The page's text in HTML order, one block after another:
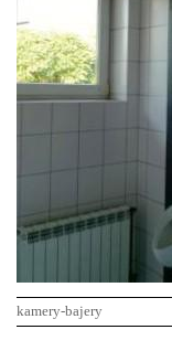
kamery-bajery